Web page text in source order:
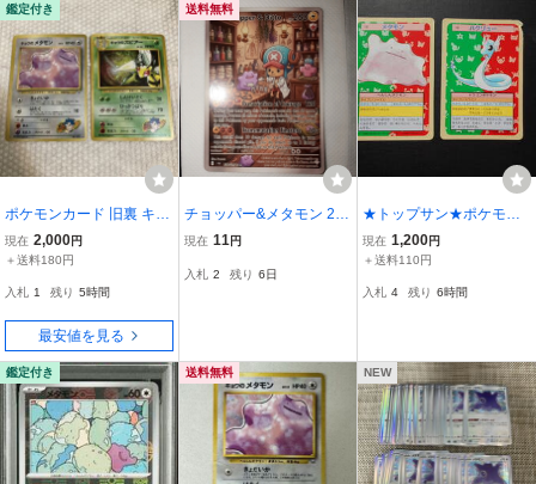
鑑定付き
ポケモンカード 旧裏 キョ
ウのメタモン キョウのス
ピアー 2枚セット キラ 旧
現在 2,000円
＋送料180円
入札 1 残り 5時間
最安値を見る
送料無料
チョッパー&メタモン 23
0/215 SAR ポケモンカー
現在 11 円
入札 2 残り 6日
★トップサン★ポケモン
カード メタモン/ハクリ
ュー
現在 1,200円
＋送料110円
入札 4 残り 6時間
鑑定付き 送料無料 NEW